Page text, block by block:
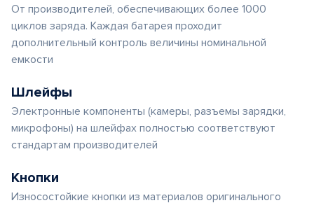
От производителей, обеспечивающих более 1000
циклов заряда. Каждая батарея проходит
дополнительный контроль величины номинальной
емкости
Шлейфы
Электронные компоненты (камеры, разъемы зарядки,
микрофоны) на шлейфах полностью соответствуют
стандартам производителей
Кнопки
Износостойкие кнопки из материалов оригинального